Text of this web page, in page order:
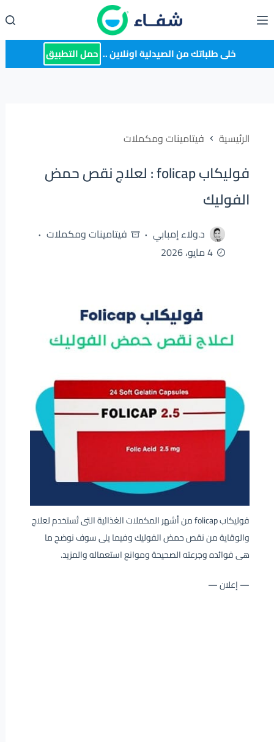
إلى
المحتوى خلى طلباتك من الصيدلية اونلاين .. حمل التطبيق
الرئيسية فيتامينات ومكملات
فوليكاب folicap : لعلاج نقص حمض
الفوليك
د.ولاء إمبابي
فيتامينات ومكملات
4 مايو، 2026
فوليكاب folicap من أشهر المكملات الغذائية التى تُستخدم لعلاج
والوقاية من نقص حمض الفوليك وفيما يلى سوف نوضح ما
هى فوائده وجرعته الصحيحة وموانع استعماله والمزيد.
— إعلان —